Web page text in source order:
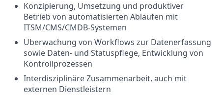
Konzipierung, Umsetzung und produktiver
Betrieb von automatisierten Abläufen mit
ITSM/CMS/CMDB-Systemen
Überwachung von Workflows zur Datenerfassung
sowie Daten- und Statuspflege, Entwicklung von
Kontrollprozessen
Interdisziplinäre Zusammenarbeit, auch mit
externen Dienstleistern